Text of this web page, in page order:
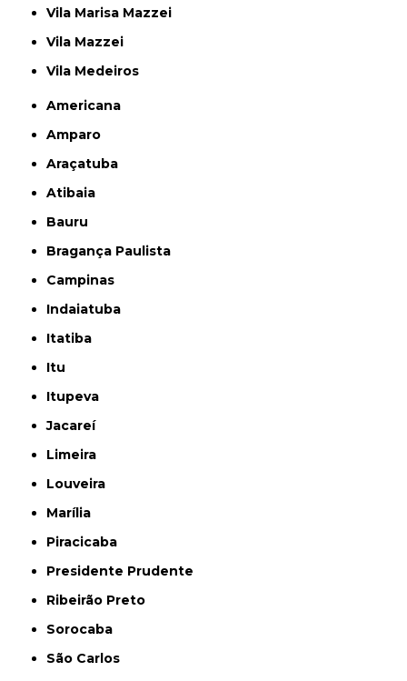
Vila Marisa Mazzei
Vila Mazzei
Vila Medeiros
Americana
Amparo
Araçatuba
Atibaia
Bauru
Bragança Paulista
Campinas
Indaiatuba
Itatiba
Itu
Itupeva
Jacareí
Limeira
Louveira
Marília
Piracicaba
Presidente Prudente
Ribeirão Preto
Sorocaba
São Carlos